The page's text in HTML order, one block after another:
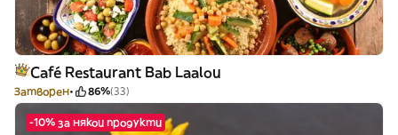
Café Restaurant Bab Laalou
Затворен 86%(33)
-10% за някои продукти